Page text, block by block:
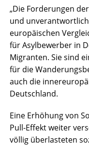
„Die Forderungen
und
europäischen
für Asylbewerber in
Migranten. Sie sind
für die
auch die
Deutschland.
Eine Erhöhung von
Pull-Effekt weiter
völlig überlasteten